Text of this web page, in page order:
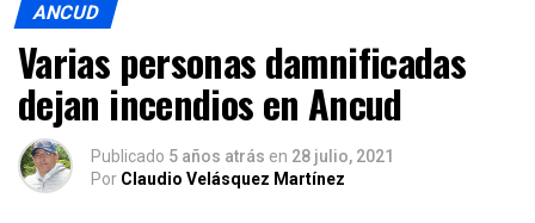
ANCUD
Varias personas damnificadas
dejan incendios en Ancud
Publicado 5 años atrás en 28 julio, 2021
Por Claudio Velásquez Martínez